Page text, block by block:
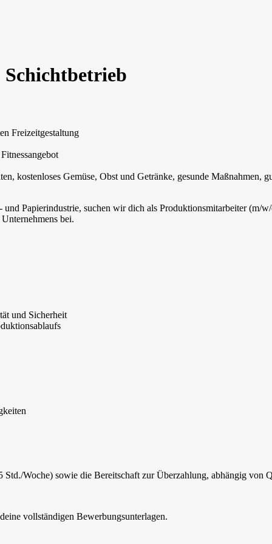
Freizeitgestaltung
kostenloses Gemüse, Obst und Getränke, gesunde Maßnahmen,
Papierindustrie, suchen wir dich als Produktionsmitarbeiter (m/
bei.
und Sicherheit
Woche) sowie die Bereitschaft zur Überzahlung, abhängig von
vollständigen Bewerbungsunterlagen.